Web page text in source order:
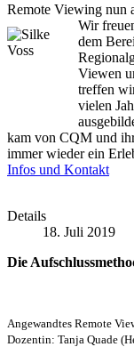
Remote Viewing nun
Wir
dem
Viewen
treffen
vielen
kam von CQM und
immer wieder ein
Infos und Kontakt
Details
18. Juli 2019
Die
Angewandtes Remote
Dozentin: Tanja Quade